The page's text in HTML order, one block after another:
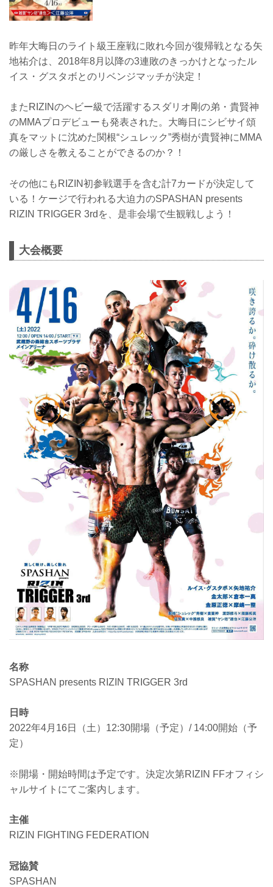
昨年大晦日のライト級王座戦に敗れ今回が復帰戦となる矢
地祐介は、2018年8月以降の3連敗のきっかけとなったル
イス・グスタボとのリベンジマッチが決定！
またRIZINのヘビー級で活躍するスダリオ剛の弟・貴賢神
のMMAプロデビューも発表された。大晦日にシビサイ頌
真をマットに沈めた関根“シュレック”秀樹が貴賢神にMMA
の厳しさを教えることができるのか？！
その他にもRIZIN初参戦選手を含む計7カードが決定して
いる！ケージで行われる大迫力のSPASHAN presents
RIZIN TRIGGER 3rdを、是非会場で生観戦しよう！
大会概要
名称
SPASHAN presents RIZIN TRIGGER 3rd
日時
2022年4月16日（土）12:30開場（予定）/ 14:00開始（予
定）
※開場・開始時間は予定です。決定次第RIZIN FFオフィシ
ャルサイトにてご案内します。
主催
RIZIN FIGHTING FEDERATION
冠協賛
SPASHAN